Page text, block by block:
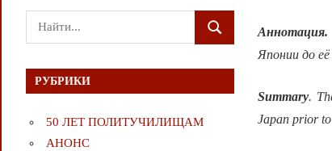
Аннотация.
Японии до
Summary.
Japan prior
Поиск
для:
ПОИСК
РУБРИКИ
50 ЛЕТ ПОЛИТУЧИЛИЩАМ
АНОНС